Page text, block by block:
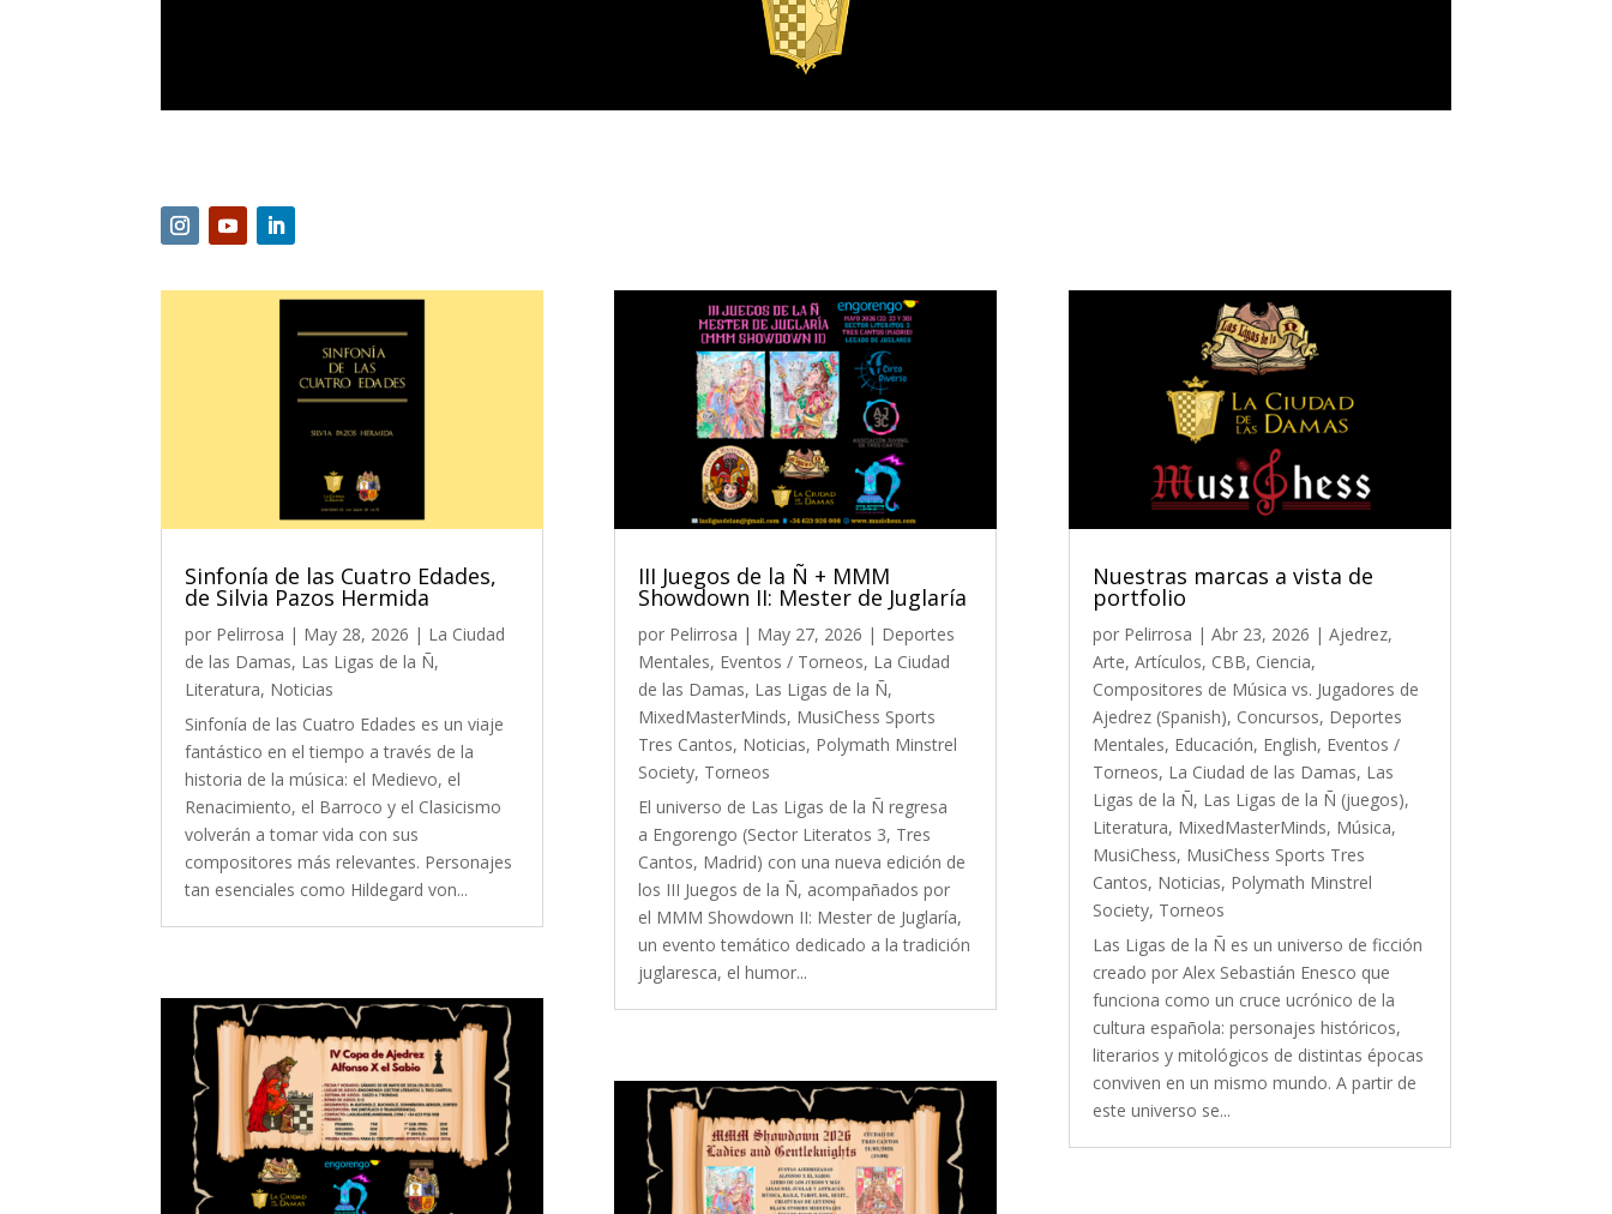
Sinfonía de las Cuatro Edades,
de Silvia Pazos Hermida
por Pelirrosa | May 28, 2026 | La Ciudad
de las Damas, Las Ligas de la Ñ,
Literatura, Noticias
Sinfonía de las Cuatro Edades es un viaje
fantástico en el tiempo a través de la
historia de la música: el Medievo, el
Renacimiento, el Barroco y el Clasicismo
volverán a tomar vida con sus
compositores más relevantes. Personajes
tan esenciales como Hildegard von...
III Juegos de la Ñ + MMM
Showdown II: Mester de Juglaría
por Pelirrosa | May 27, 2026 | Deportes
Mentales, Eventos / Torneos, La Ciudad
de las Damas, Las Ligas de la Ñ,
MixedMasterMinds, MusiChess Sports
Tres Cantos, Noticias, Polymath Minstrel
Society, Torneos
El universo de Las Ligas de la Ñ regresa
a Engorengo (Sector Literatos 3, Tres
Cantos, Madrid) con una nueva edición de
los III Juegos de la Ñ, acompañados por
el MMM Showdown II: Mester de Juglaría,
un evento temático dedicado a la tradición
juglaresca, el humor...
Nuestras marcas a vista de
portfolio
por Pelirrosa | Abr 23, 2026 | Ajedrez,
Arte, Artículos, CBB, Ciencia,
Compositores de Música vs. Jugadores de
Ajedrez (Spanish), Concursos, Deportes
Mentales, Educación, English, Eventos /
Torneos, La Ciudad de las Damas, Las
Ligas de la Ñ, Las Ligas de la Ñ (juegos),
Literatura, MixedMasterMinds, Música,
MusiChess, MusiChess Sports Tres
Cantos, Noticias, Polymath Minstrel
Society, Torneos
Las Ligas de la Ñ es un universo de ficción
creado por Alex Sebastián Enesco que
funciona como un cruce ucrónico de la
cultura española: personajes históricos,
literarios y mitológicos de distintas épocas
conviven en un mismo mundo. A partir de
este universo se...